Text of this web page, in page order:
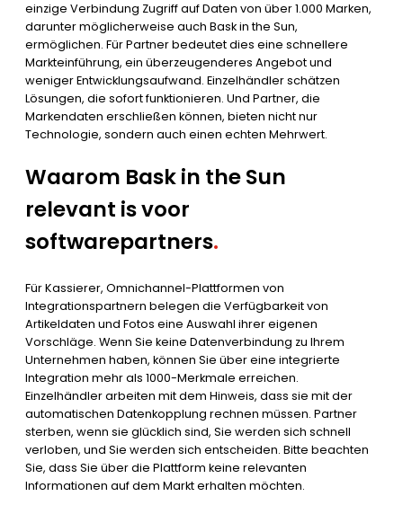
einzige Verbindung Zugriff auf Daten von über 1.000 Marken,
darunter möglicherweise auch Bask in the Sun,
ermöglichen. Für Partner bedeutet dies eine schnellere
Markteinführung, ein überzeugenderes Angebot und
weniger Entwicklungsaufwand. Einzelhändler schätzen
Lösungen, die sofort funktionieren. Und Partner, die
Markendaten erschließen können, bieten nicht nur
Technologie, sondern auch einen echten Mehrwert.
Waarom Bask in the Sun
relevant is voor
softwarepartners.
Für Kassierer, Omnichannel-Plattformen von
Integrationspartnern belegen die Verfügbarkeit von
Artikeldaten und Fotos eine Auswahl ihrer eigenen
Vorschläge. Wenn Sie keine Datenverbindung zu Ihrem
Unternehmen haben, können Sie über eine integrierte
Integration mehr als 1000-Merkmale erreichen.
Einzelhändler arbeiten mit dem Hinweis, dass sie mit der
automatischen Datenkopplung rechnen müssen. Partner
sterben, wenn sie glücklich sind, Sie werden sich schnell
verloben, und Sie werden sich entscheiden. Bitte beachten
Sie, dass Sie über die Plattform keine relevanten
Informationen auf dem Markt erhalten möchten.